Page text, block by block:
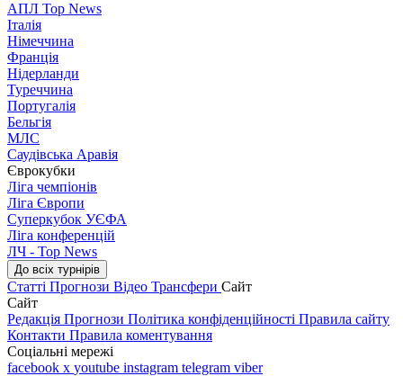
АПЛ Top News
Італія
Німеччина
Франція
Нідерланди
Туреччина
Португалія
Бельгія
МЛС
Саудівська Аравія
Єврокубки
Ліга чемпіонів
Ліга Європи
Суперкубок УЄФА
Ліга конференцій
ЛЧ - Top News
До всіх турнірів
Статті Прогнози Відео Трансфери Сайт
Сайт
Редакція Прогнози Політика конфіденційності Правила сайту
Контакти Правила коментування
Соціальні мережі
facebook x youtube instagram telegram viber